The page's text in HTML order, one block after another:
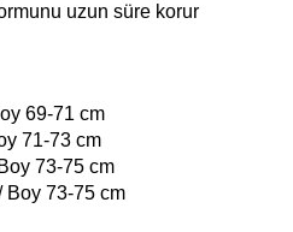
uzun süre korur
69-71 cm
71-73 cm
73-75 cm
Boy 73-75 cm